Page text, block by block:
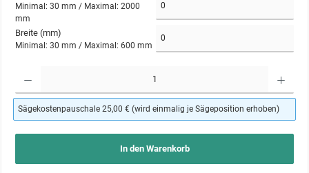
Minimal: 30 mm / Maximal: 2000
mm
Breite (mm)
Minimal: 30 mm / Maximal: 600 mm
Sägekostenpauschale 25,00 € (wird einmalig je Sägeposition erhoben)
In den Warenkorb